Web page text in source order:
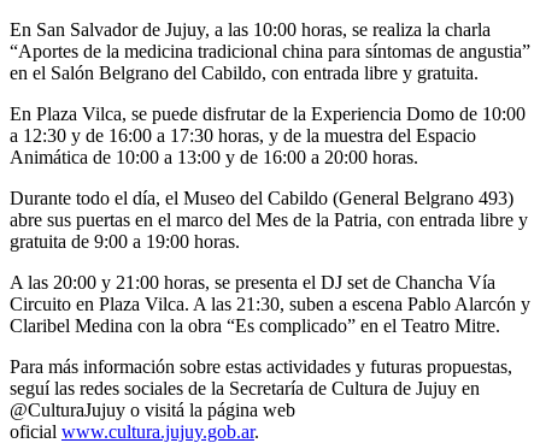
En San Salvador de Jujuy, a las 10:00 horas, se realiza la charla
“Aportes de la medicina tradicional china para síntomas de angustia”
en el Salón Belgrano del Cabildo, con entrada libre y gratuita.
En Plaza Vilca, se puede disfrutar de la Experiencia Domo de 10:00
a 12:30 y de 16:00 a 17:30 horas, y de la muestra del Espacio
Animática de 10:00 a 13:00 y de 16:00 a 20:00 horas.
Durante todo el día, el Museo del Cabildo (General Belgrano 493)
abre sus puertas en el marco del Mes de la Patria, con entrada libre y
gratuita de 9:00 a 19:00 horas.
A las 20:00 y 21:00 horas, se presenta el DJ set de Chancha Vía
Circuito en Plaza Vilca. A las 21:30, suben a escena Pablo Alarcón y
Claribel Medina con la obra “Es complicado” en el Teatro Mitre.
Para más información sobre estas actividades y futuras propuestas,
seguí las redes sociales de la Secretaría de Cultura de Jujuy en
@CulturaJujuy o visitá la página web
oficial www.cultura.jujuy.gob.ar.